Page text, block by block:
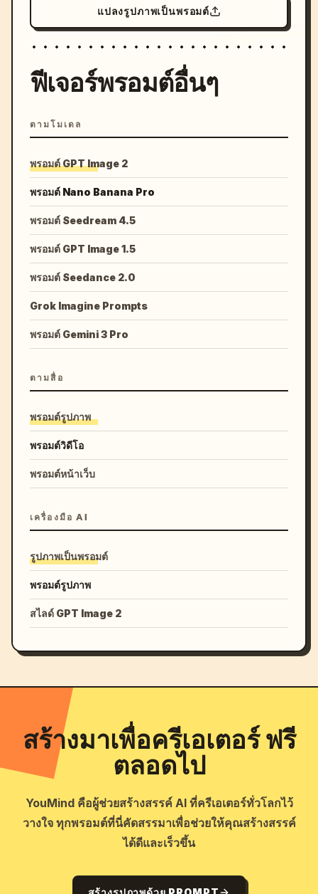
แปลงรูปภาพเป็นพรอมต์
ฟีเจอร์พรอมต์อื่นๆ
ตามโมเดล
พรอมต์ GPT Image 2
พรอมต์ Nano Banana Pro
พรอมต์ Seedream 4.5
พรอมต์ GPT Image 1.5
พรอมต์ Seedance 2.0
Grok Imagine Prompts
พรอมต์ Gemini 3 Pro
ตามสื่อ
พรอมต์รูปภาพ
พรอมต์วิดีโอ
พรอมต์หน้าเว็บ
เครื่องมือ AI
รูปภาพเป็นพรอมต์
พรอมต์รูปภาพ
สไลด์ GPT Image 2
สร้างมาเพื่อครีเอเตอร์ ฟรี
ตลอดไป
YouMind คือผู้ช่วยสร้างสรรค์ AI ที่ครีเอเตอร์ทั่วโลกไว้
วางใจ ทุกพรอมต์ที่นี่คัดสรรมาเพื่อช่วยให้คุณสร้างสรรค์
ได้ดีและเร็วขึ้น